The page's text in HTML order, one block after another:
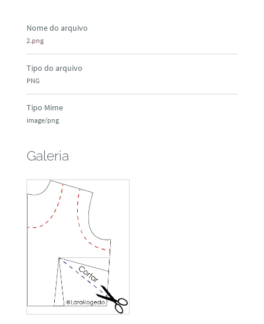
Nome do arquivo
2.png
Tipo do arquivo
PNG
Tipo Mime
image/png
Galeria